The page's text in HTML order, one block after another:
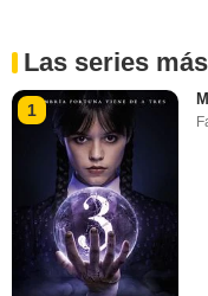
Las series
1